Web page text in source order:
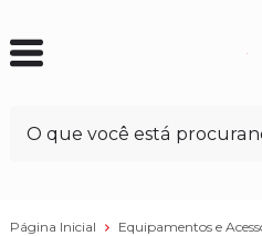
Página Inicial Equipamentos e